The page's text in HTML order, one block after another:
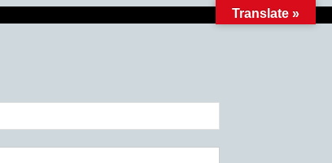
Translate »